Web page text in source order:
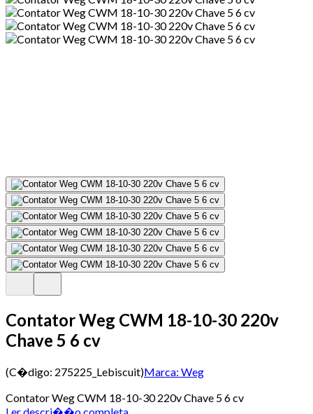
Contator Weg CWM 18-10-30 220v
Chave 5 6 cv
(C�digo: 275225_Lebiscuit)Marca: Weg
Contator Weg CWM 18-10-30 220v Chave 5 6 cv